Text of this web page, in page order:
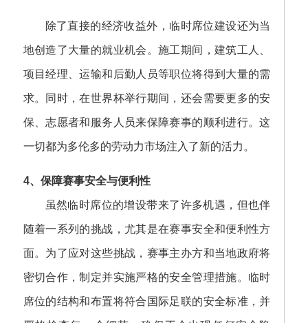
除了直接的经济收益外，临时席位建设还为当
地创造了大量的就业机会。施工期间，建筑工人、
项目经理、运输和后勤人员等职位将得到大量的需
求。同时，在世界杯举行期间，还会需要更多的安
保、志愿者和服务人员来保障赛事的顺利进行。这
一切都为多伦多的劳动力市场注入了新的活力。
4、保障赛事安全与便利性
虽然临时席位的增设带来了许多机遇，但也伴
随着一系列的挑战，尤其是在赛事安全和便利性方
面。为了应对这些挑战，赛事主办方和当地政府将
密切合作，制定并实施严格的安全管理措施。临时
席位的结构和布置将符合国际足联的安全标准，并